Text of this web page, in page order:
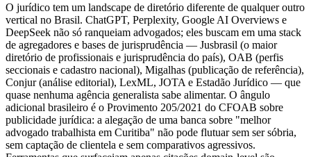
O jurídico tem um landscape de diretório diferente de qualquer outro
vertical no Brasil. ChatGPT, Perplexity, Google AI Overviews e
DeepSeek não só ranqueiam advogados; eles buscam em uma stack
de agregadores e bases de jurisprudência — Jusbrasil (o maior
diretório de profissionais e jurisprudência do país), OAB (perfis
seccionais e cadastro nacional), Migalhas (publicação de referência),
Conjur (análise editorial), LexML, JOTA e Estadão Jurídico — que
quase nenhuma agência generalista sabe alimentar. O ângulo
adicional brasileiro é o Provimento 205/2021 do CFOAB sobre
publicidade jurídica: a alegação de uma banca sobre "melhor
advogado trabalhista em Curitiba" não pode flutuar sem ser sóbria,
sem captação de clientela e sem comparativos agressivos.